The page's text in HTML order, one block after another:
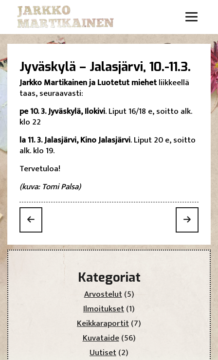
Jyväskylä – Jalasjärvi, 10.-11.3.
Jarkko Martikainen ja Luotetut miehetliikkeellä
taas, seuraavasti:
pe 10. 3. Jyväskylä, Ilokivi. Liput 16/18 e, soitto alk.
klo 22
la 11. 3. Jalasjärvi, Kino Jalasjärvi. Liput 20 e, soitto
alk. klo 19.
Tervetuloa!
(kuva: Tomi Palsa)
Kategoriat
Arvostelut(5)
Ilmoitukset(1)
Keikkaraportit(7)
Kuvataide(56)
Uutiset(2)